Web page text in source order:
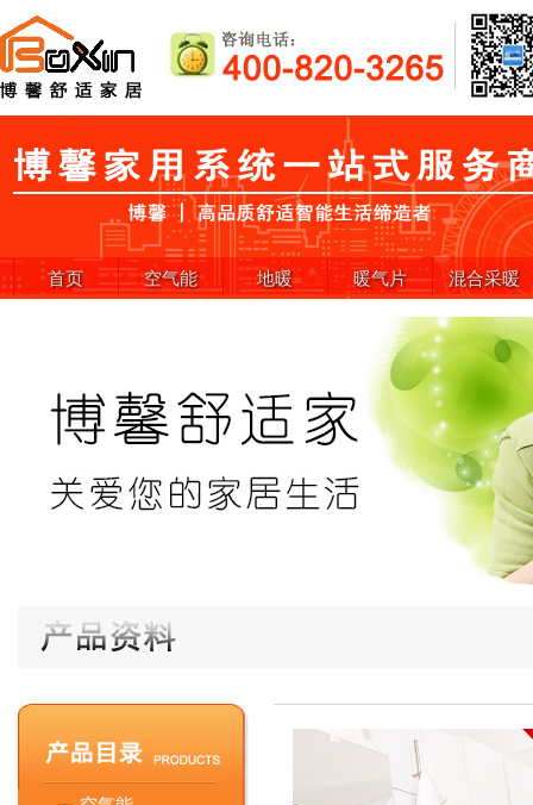
首页 空气能 地暖 暖气片 混合采暖